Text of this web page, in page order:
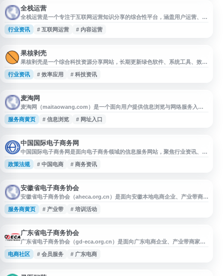
全栈运营
全栈运营是一个专注于互联网运营知识分享的综合性平台，涵盖用户运营、内
容运营、活动运营、数据分析等多个运营领域。网站为运营从业者、产品经理
及互联网创业者提供系统化的运营方法论、实战案例分析和行业资讯。内容包
长策略等实用内容，适
行业资讯 # 互联网运营 # 内容运营
果核剥壳
果核剥壳是一个综合科技资源分享网站，长期更新绿色软件、系统工具、效率
应用、实用教程与科技资讯等内容。网站关注软件使用体验和资源实用性，适
合用户查找电脑工具、办公效率软件、系统优化方案及相关技术信息，为日常
行业资讯 # 效率应用 # 科技资讯
麦淘网
麦淘网（maitaowang.com）是一个面向用户提供信息浏览与网络服务入口
的网站。网站名称简洁易记，适合在导航站中作为独立站点收录展示。用户可
通过该网址访问麦淘网相关页面，了解其提供的具体内容、功能服务及最新信
服务商黄页 # 信息浏览 # 网址入口
中国国际电子商务网
中国国际电子商务网是面向电子商务领域的信息服务网站，聚焦行业资讯、政
策动态、市场信息与相关服务内容，为企业、从业者及关注电子商务发展的用
户提供参考。网站可用于了解电子商务行业发展趋势、相关政策信息和市场动
政策法规 # 中国电商 # 商务资讯
安徽省电子商务协会
安徽省电子商务协会（aheca.org.cn）是面向安徽本地电商企业、产业带商家
和相关从业者的行业信息与资源对接入口，提供协会动态、政策资讯、行业活
动、培训交流、平台招商等公开信息参考。网站适合用于了解安徽电子商务发
服务商黄页 # 产业带 # 培训活动
广东省电子商务协会
广东省电子商务协会（gd-eca.org.cn）是面向广东电商企业、产业带商家、
跨境电商团队和传统企业转型用户的行业组织网站，提供政策动态、行业资
讯、协会通知、会员服务、活动交流等信息。网站适合关注广东电子商务发
电商社区 # 会员服务 # 广东电商